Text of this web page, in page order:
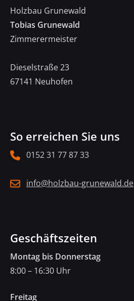
Holzbau Grunewald
Tobias Grunewald
Zimmerermeister
Dieselstraße 23
67141 Neuhofen
So erreichen Sie uns
0152 31 77 87 33
info@holzbau-grunewald.de
Geschäftszeiten
Montag bis Donnerstag
8:00 – 16:30 Uhr
Freitag